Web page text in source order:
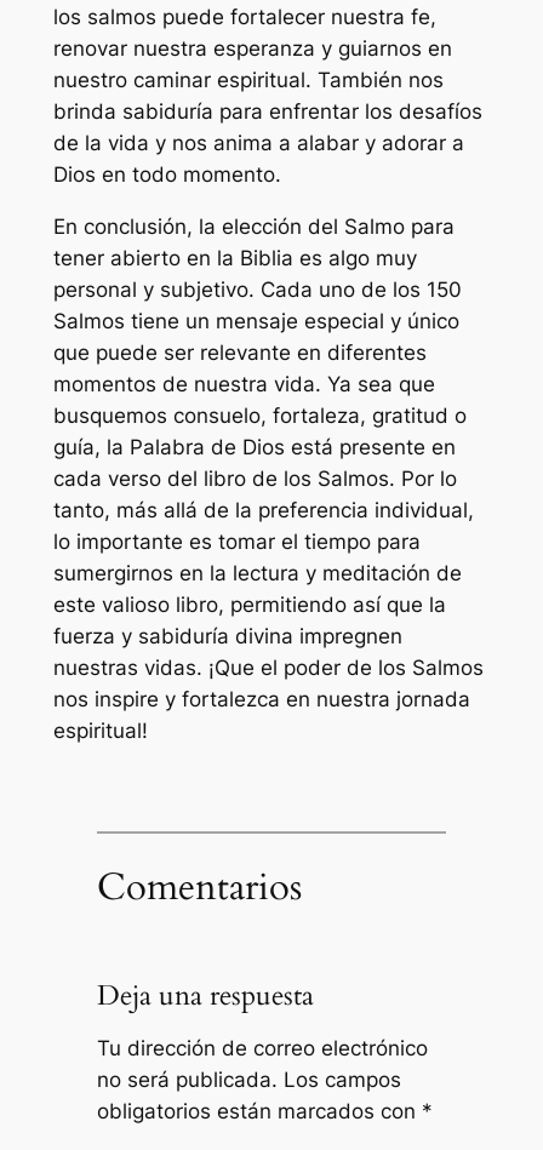
los salmos puede fortalecer nuestra fe,
renovar nuestra esperanza y guiarnos en
nuestro caminar espiritual. También nos
brinda sabiduría para enfrentar los desafíos
de la vida y nos anima a alabar y adorar a
Dios en todo momento.
En conclusión, la elección del Salmo para
tener abierto en la Biblia es algo muy
personal y subjetivo. Cada uno de los 150
Salmos tiene un mensaje especial y único
que puede ser relevante en diferentes
momentos de nuestra vida. Ya sea que
busquemos consuelo, fortaleza, gratitud o
guía, la Palabra de Dios está presente en
cada verso del libro de los Salmos. Por lo
tanto, más allá de la preferencia individual,
lo importante es tomar el tiempo para
sumergirnos en la lectura y meditación de
este valioso libro, permitiendo así que la
fuerza y sabiduría divina impregnen
nuestras vidas. ¡Que el poder de los Salmos
nos inspire y fortalezca en nuestra jornada
espiritual!
Comentarios
Deja una respuesta
Tu dirección de correo electrónico
no será publicada. Los campos
obligatorios están marcados con *